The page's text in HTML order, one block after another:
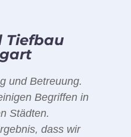
Tiefbau
und Betreuung.
Begriffen in
Städten.
dass wir